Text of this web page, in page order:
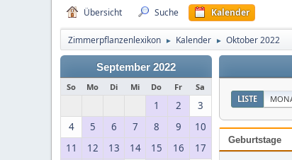
Übersicht Suche Kalender
Zimmerpflanzenlexikon ► Kalender ► Oktober 2022
September 2022
So Mo Di Mi Do Fr Sa
1 2
3
4
5 6 7 8 9
10
11
12 13 14 15 16
17
LISTE
Geburtstage